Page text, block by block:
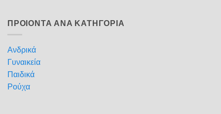
ΠΡΟΙΟΝΤΑ ΑΝΑ ΚΑΤΗΓΟΡΙΑ
Ανδρικά
Γυναικεία
Παιδικά
Ρούχα